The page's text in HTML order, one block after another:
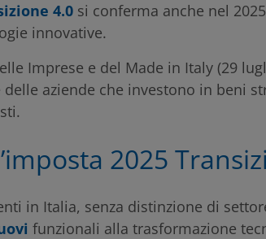
4.0 si conferma anche nel
innovative.
Imprese e del Made in Italy (29
delle aziende che investono in beni
2025
in Italia, senza distinzione di
funzionali alla trasformazione